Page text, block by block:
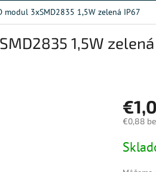
modul 3xSMD2835 1,5W zelená IP67
1,5W
€0,88
cena: